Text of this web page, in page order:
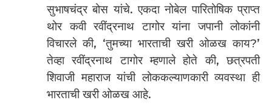
सुभाषचंद्र बोस यांचे. एकदा नोबेल पारितोषिक प्राप्त
थोर कवी रवींद्रनाथ टागोर यांना जपानी लोकांनी
विचारले की, ‘तुमच्या भारताची खरी ओळख काय?’
तेव्हा रवींद्रनाथ टागोर म्हणाले होते की, छत्रपती
शिवाजी महाराज यांची लोककल्याणकारी व्यवस्था ही
भारताची खरी ओळख आहे.